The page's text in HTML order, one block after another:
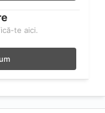
te aici.